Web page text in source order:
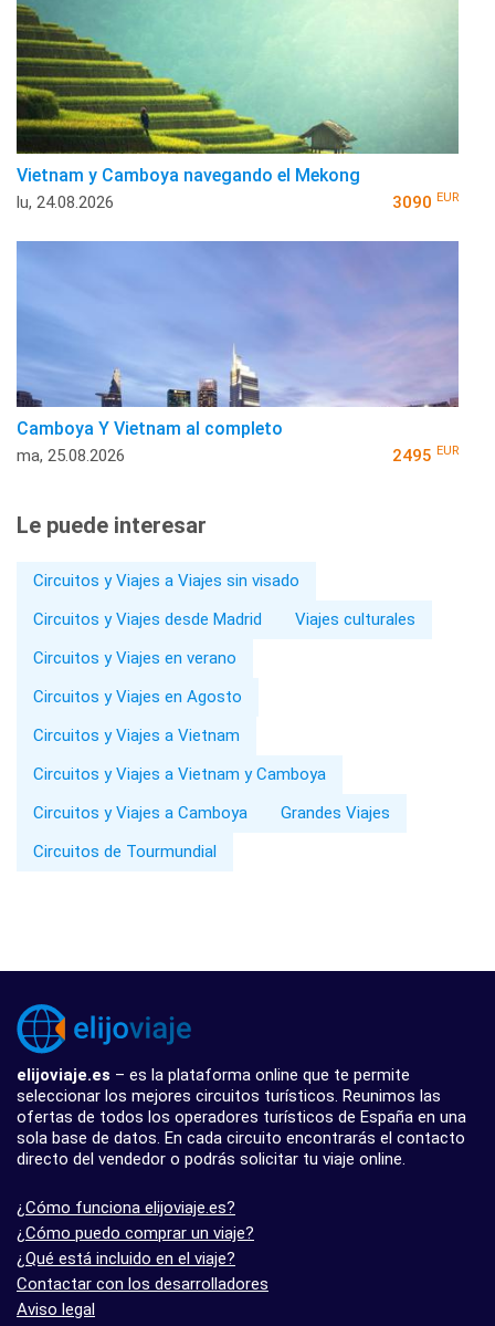
Vietnam y Camboya navegando el Mekong
lu, 24.08.2026 3090 EUR
Camboya Y Vietnam al completo
ma, 25.08.2026 2495 EUR
Le puede interesar
Circuitos y Viajes a Viajes sin visado
Circuitos y Viajes desde Madrid
Viajes culturales
Circuitos y Viajes en verano
Circuitos y Viajes en Agosto
Circuitos y Viajes a Vietnam
Circuitos y Viajes a Vietnam y Camboya
Circuitos y Viajes a Camboya
Grandes Viajes
Circuitos de Tourmundial
elijoviaje.es – es la plataforma online que te permite
seleccionar los mejores circuitos turísticos. Reunimos las
ofertas de todos los operadores turísticos de España en una
sola base de datos. En cada circuito encontrarás el contacto
directo del vendedor o podrás solicitar tu viaje online.
¿Cómo funciona elijoviaje.es?
¿Cómo puedo comprar un viaje?
¿Qué está incluido en el viaje?
Contactar con los desarrolladores
Aviso legal